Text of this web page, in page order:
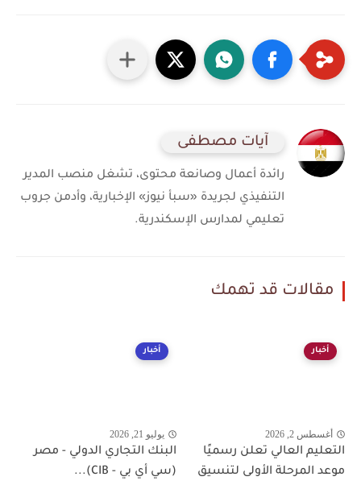
آيات مصطفى
رائدة أعمال وصانعة محتوى، تشغل منصب المدير
التنفيذي لجريدة «سبأ نيوز» الإخبارية، وأدمن جروب
تعليمي لمدارس الإسكندرية.
مقالات قد تهمك
أخبار
أغسطس 2, 2026
التعليم العالي تعلن رسميًا
موعد المرحلة الأولى لتنسيق
أخبار
يوليو 21, 2026
البنك التجاري الدولي - مصر
(سي أي بي - CIB)...